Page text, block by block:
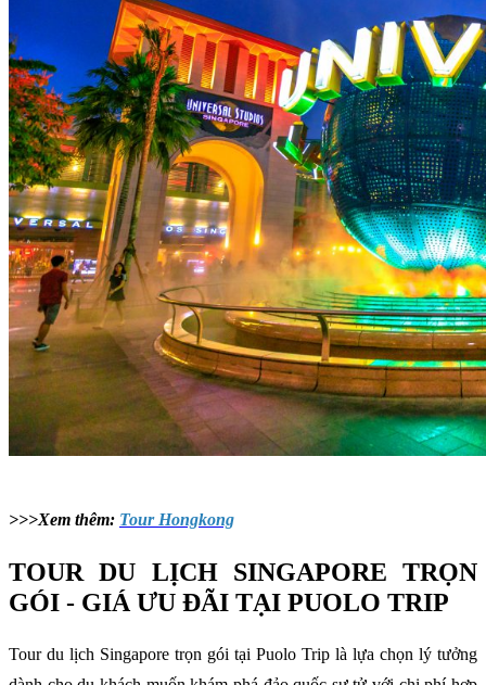
>>>Xem thêm: Tour Hongkong
TOUR DU LỊCH SINGAPORE TRỌN
GÓI - GIÁ ƯU ĐÃI TẠI PUOLO TRIP
Tour du lịch Singapore trọn gói tại Puolo Trip là lựa chọn lý tưởng